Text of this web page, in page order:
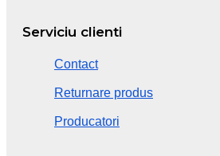
Serviciu clienti
Contact
Returnare produs
Producatori